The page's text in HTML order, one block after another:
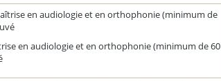
en audiologie et en orthophonie (minimum de
en audiologie et en orthophonie (minimum de 60